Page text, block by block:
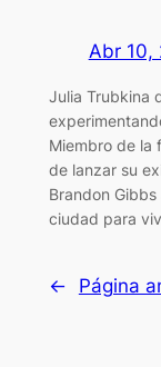
Abr 10,
Julia Trubkina
Miembro de la
de lanzar su
Brandon
ciudad para
← Página